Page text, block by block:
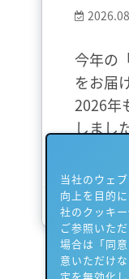
今年の
をお届
2026年
しまし
さらに詳
当社のウェ
向上を目的
社のクッキ
ご参照いた
場合は「同
意いただけ